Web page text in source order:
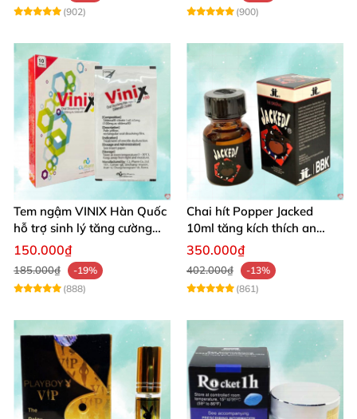
(902)
(900)
Tem ngậm VINIX Hàn Quốc
hỗ trợ sinh lý tăng cường
sức khỏe
150.000₫
185.000₫
-19%
(888)
Chai hít Popper Jacked
10ml tăng kích thích an
toàn
350.000₫
402.000₫
-13%
(861)